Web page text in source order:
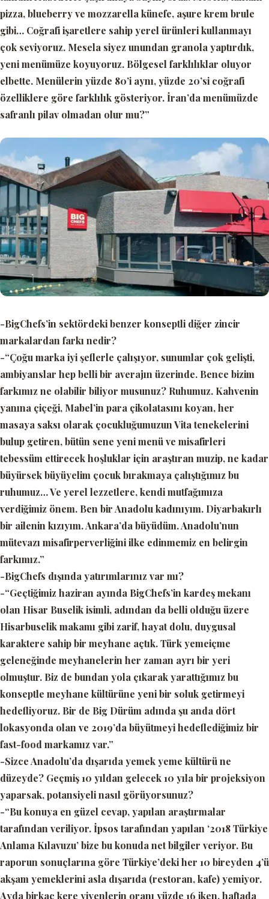
pizza, blueberry ve mozzarella künefe, aşure krem brule
gibi… Coğrafi işaretlere sahip yerel ürünleri kullanmayı
çok seviyoruz. Mesela siyez unundan granola yaptırdık,
yeni menümüze koyuyoruz. Bölgesel farklılıklar oluyor
elbette. Menülerin yüzde 80’i aynı, yüzde 20’si coğrafi
özelliklere göre farklılık gösteriyor. İran’da menümüzde
safranlı pilav olmadan olur mu?”
-BigChefs’in sektördeki benzer konseptli diğer zincir
markalardan farkı nedir?
-“Çoğu marka iyi şeflerle çalışıyor, sunumlar çok gelişti,
ambiyanslar hep belli bir averajın üzerinde. Bence bizim
farkımız ne olabilir biliyor musunuz? Ruhumuz. Kahvenin
yanına çiçeği, Mabel’in para çikolatasını koyan, her
masaya saksı olarak çocukluğumuzun Vita tenekelerini
bulup getiren, bütün sene yeni menü ve misafirleri
tebessüm ettirecek hoşluklar için araştıran muzip, ne kadar
büyürsek büyüyelim çocuk bırakmaya çalıştığımız bu
ruhumuz… Ve yerel lezzetlere, kendi mutfağımıza
verdiğimiz önem. Ben bir Anadolu kadınıyım. Diyarbakırlı
bir ailenin kızıyım. Ankara’da büyüdüm. Anadolu’nun
mütevazı misafirperverliğini ilke edinmemiz en belirgin
farkımız.”
-BigChefs dışında yatırımlarınız var mı?
-“Geçtiğimiz haziran ayında BigChefs’in kardeş mekanı
olan Hisar Buselik isimli, adından da belli olduğu üzere
Hisarbuselik makamı gibi zarif, hayat dolu, duygusal
karaktere sahip bir meyhane açtık. Türk yemeiçme
geleneğinde meyhanelerin her zaman ayrı bir yeri
olmuştur. Biz de bundan yola çıkarak yarattığımız bu
konseptle meyhane kültürüne yeni bir soluk getirmeyi
hedefliyoruz. Bir de Big Dürüm adında şu anda dört
lokasyonda olan ve 2019’da büyütmeyi hedeflediğimiz bir
fast-food markamız var.”
-Sizce Anadolu’da dışarıda yemek yeme kültürü ne
düzeyde? Geçmiş 10 yıldan gelecek 10 yıla bir projeksiyon
yaparsak, potansiyeli nasıl görüyorsunuz?
-“Bu konuya en güzel cevap, yapılan araştırmalar
tarafından veriliyor. İpsos tarafından yapılan ‘2018 Türkiye
Anlama Kılavuzu’ bize bu konuda net bilgiler veriyor. Bu
raporun sonuçlarına göre Türkiye’deki her 10 bireyden 4’ü
akşam yemeklerini asla dışarıda (restoran, kafe) yemiyor.
Ayda birkaç kere yiyenlerin oranı yüzde 16 iken, haftada